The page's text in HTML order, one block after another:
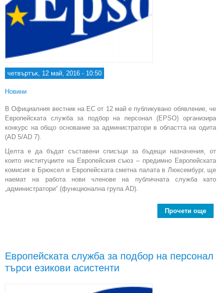
четвъртък, 12 май, 2016 - 10:50
Новини
В Официалния вестник на ЕС от 12 май е публикувано обявление, че
Европейската служба за подбор на персонал (EPSO) организира
конкурс на общо основание за администратори в областта на одита
(AD 5/AD 7).
Целта е да бъдат съставени списъци за бъдещи назначения, от
които институциите на Европейския съюз – предимно Европейската
комисия в Брюксел и Европейската сметна палата в Люксембург, ще
наемат на работа нови членове на публичната служба като
„администратори“ (функционална група AD).
Прочети още
Европейската служба за подбор на персонал
търси езикови асистенти